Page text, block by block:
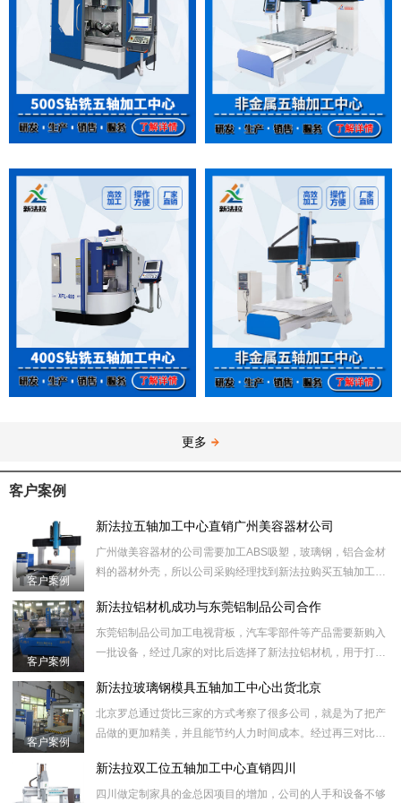
更多
客户案例
客户案例
新法拉五轴加工中心直销广州美容器材公司
广州做美容器材的公司需要加工ABS吸塑，玻璃钢，铝合金材
料的器材外壳，所以公司采购经理找到新法拉购买五轴加工中
客户案例
新法拉铝材机成功与东莞铝制品公司合作
东莞铝制品公司加工电视背板，汽车零部件等产品需要新购入
一批设备，经过几家的对比后选择了新法拉铝材机，用于打
客户案例
新法拉玻璃钢模具五轴加工中心出货北京
北京罗总通过货比三家的方式考察了很多公司，就是为了把产
品做的更加精美，并且能节约人力时间成本。经过再三对比，
于
新法拉双工位五轴加工中心直销四川
四川做定制家具的金总因项目的增加，公司的人手和设备不够